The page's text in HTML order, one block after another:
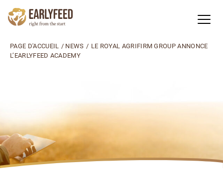
PAGE D'ACCUEIL / NEWS / LE ROYAL AGRIFIRM GROUP ANNONCE
L’EARLYFEED ACADEMY